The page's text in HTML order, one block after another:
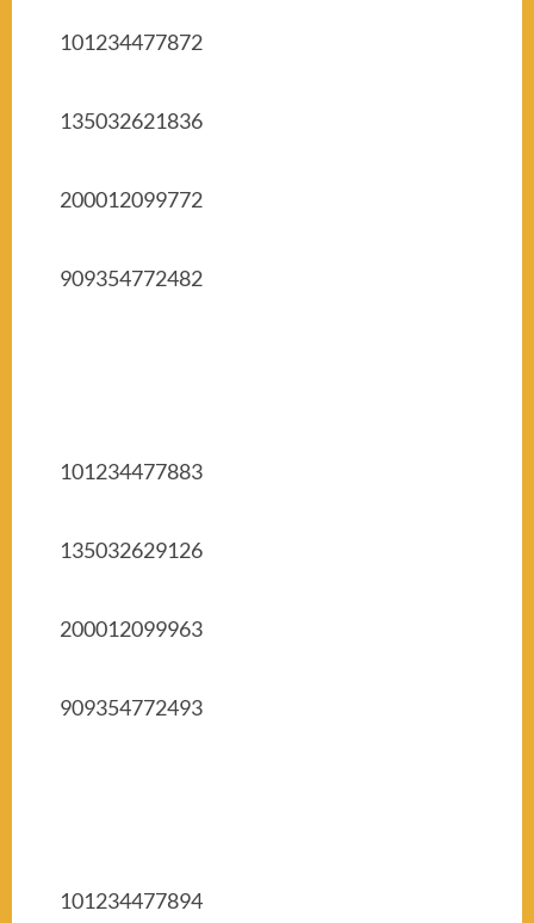
101234477872
135032621836
200012099772
909354772482
101234477883
135032629126
200012099963
909354772493
101234477894